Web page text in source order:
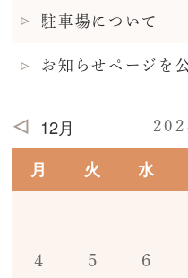
駐車場について
お知らせページを
月 火 水
12月
4 5 6